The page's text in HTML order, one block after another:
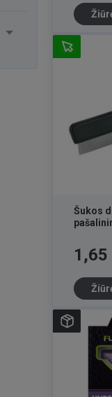
Šukos
Kaina
1,65